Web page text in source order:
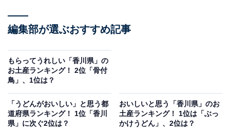
編集部が選ぶおすすめ記事
もらってうれしい「香川県」の
お土産ランキング！ 2位「骨付
鳥」、1位は？
「うどんがおいしい」と思う都
道府県ランキング！ 1位「香川
県」に次ぐ2位は？
おいしいと思う「香川県」のお
土産ランキング！ 1位は「ぶっ
かけうどん」、2位は？